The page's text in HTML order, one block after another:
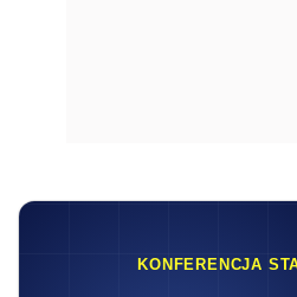
KONFERENCJA